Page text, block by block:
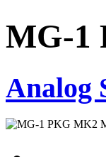
MG-1
Analog